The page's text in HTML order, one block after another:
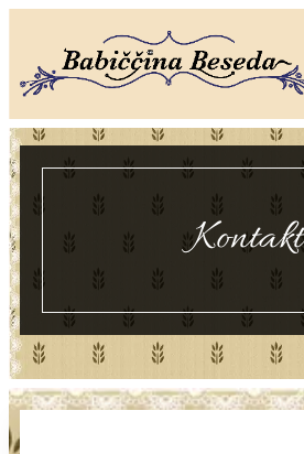
Kontakt